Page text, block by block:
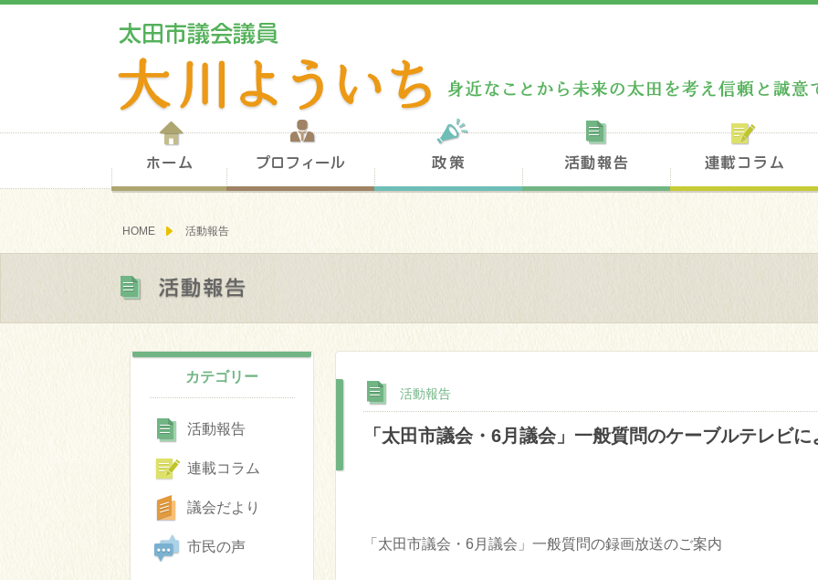
プロフィール
HOME 活動報告
活動報告
「太田市議会・6月議会」一般質問のケーブルテレビ
「太田市議会・6月議会」一般質問の録画放送のご案内
カテゴリー
活動報告
連載コラム
議会だより
市民の声